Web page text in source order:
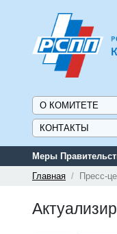
О КОМИТЕТЕ
КОНТАКТЫ
Меры
Главная
Пресс-